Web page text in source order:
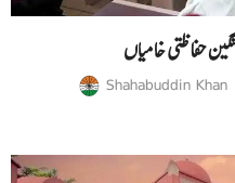
حفاظتی خامیاں
Shahabuddin Khan